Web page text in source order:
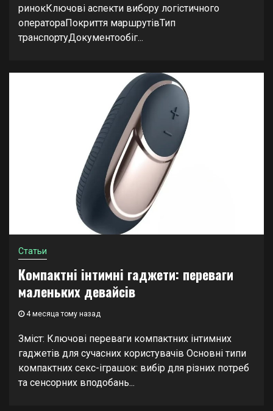
ринокКлючові аспекти вибору логістичного
оператораПокриття маршрутівТип
транспортуДокументообіг...
Статьи
Компактні інтимні гаджети: переваги
маленьких девайсів
4 месяца тому назад
Зміст: Ключові переваги компактних інтимних
гаджетів для сучасних користувачів Основні типи
компактних секс-іграшок: вибір для різних потреб
та сенсорних вподобань...